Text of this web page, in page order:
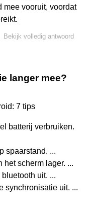
mee vooruit, voordat
Bekijk volledig antwoord
langer mee?
7 tips
batterij verbruiken.
spaarstand. ...
het scherm lager. ...
uit. ...
synchronisatie uit. ...